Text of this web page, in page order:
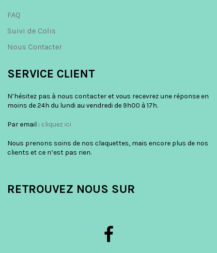
FAQ
Suivi de Colis
Nous Contacter
SERVICE CLIENT
N’hésitez pas à nous contacter et vous recevrez une réponse en
moins de 24h du lundi au vendredi de 9h00 à 17h.
Par email : cliquez ici
Nous prenons soins de nos claquettes, mais encore plus de nos
clients et ce n’est pas rien.
RETROUVEZ NOUS SUR